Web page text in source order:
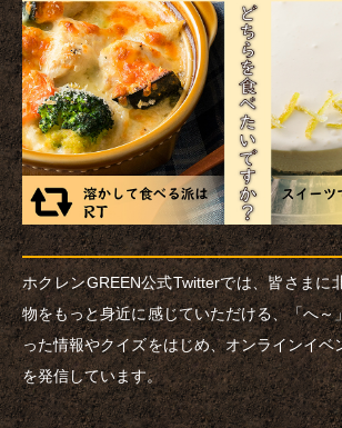
ホクレンGREEN公式Twitterでは、皆さまに
物をもっと身近に感じていただける、「へ～
った情報やクイズをはじめ、オンラインイベ
を発信しています。